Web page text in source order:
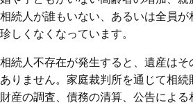
相続人が誰もいない、あるいは全員
珍しくなくなっています。
相続人不存在が発生すると、遺産は
ありません。家庭裁判所を通じて相続
財産の調査、債務の清算、公告による